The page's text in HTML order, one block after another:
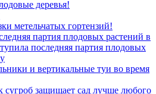
деревья!
метельчатых гортензий!
партия плодовых растений в
последняя партия плодовых
и вертикальные туи во время
сугроб защищает сад лучше любого